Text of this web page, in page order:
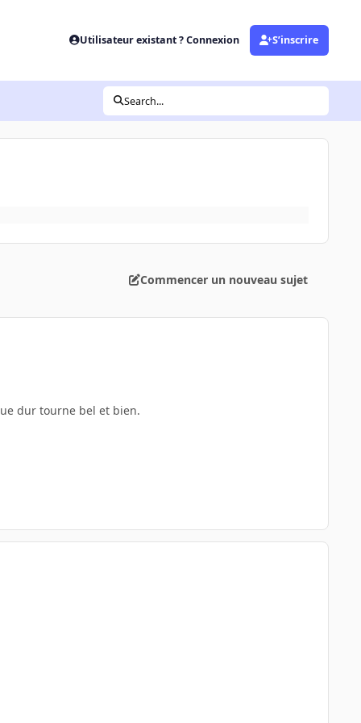
Utilisateur existant ? Connexion S’inscrire
Search...
Commencer un nouveau sujet
dur tourne bel et bien.